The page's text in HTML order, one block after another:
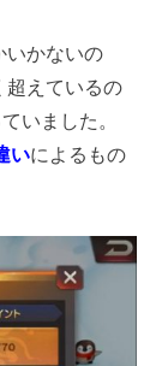
いかないの
超えているの
いました。
いによるもの